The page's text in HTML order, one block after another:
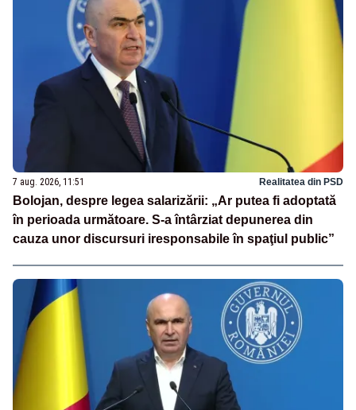
7 aug. 2026, 11:51 Realitatea din PSD
Bolojan, despre legea salarizării: „Ar putea fi adoptată
în perioada următoare. S-a întârziat depunerea din
cauza unor discursuri iresponsabile în spaţiul public”